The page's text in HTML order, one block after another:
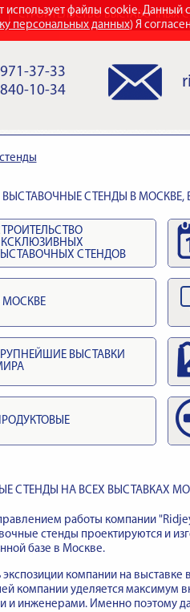
использует файлы cookie. Данный
персональных данных) Я
СТРОИТЕЛЬСТВО ВЫСТАВОЧНЫХ
37-33
10-34
СТЕНДЫ В МОСКВЕ,
СТЕНДОВ
МОСКВЕ
ВЫСТАВКИ
СТЕНДЫ НА ВСЕХ ВЫСТАВКАХ
работы компании
стенды проектируются и
базе в Москве.
экспозиции компании на
компании уделяется максимум
и инженерами. Именно поэтому